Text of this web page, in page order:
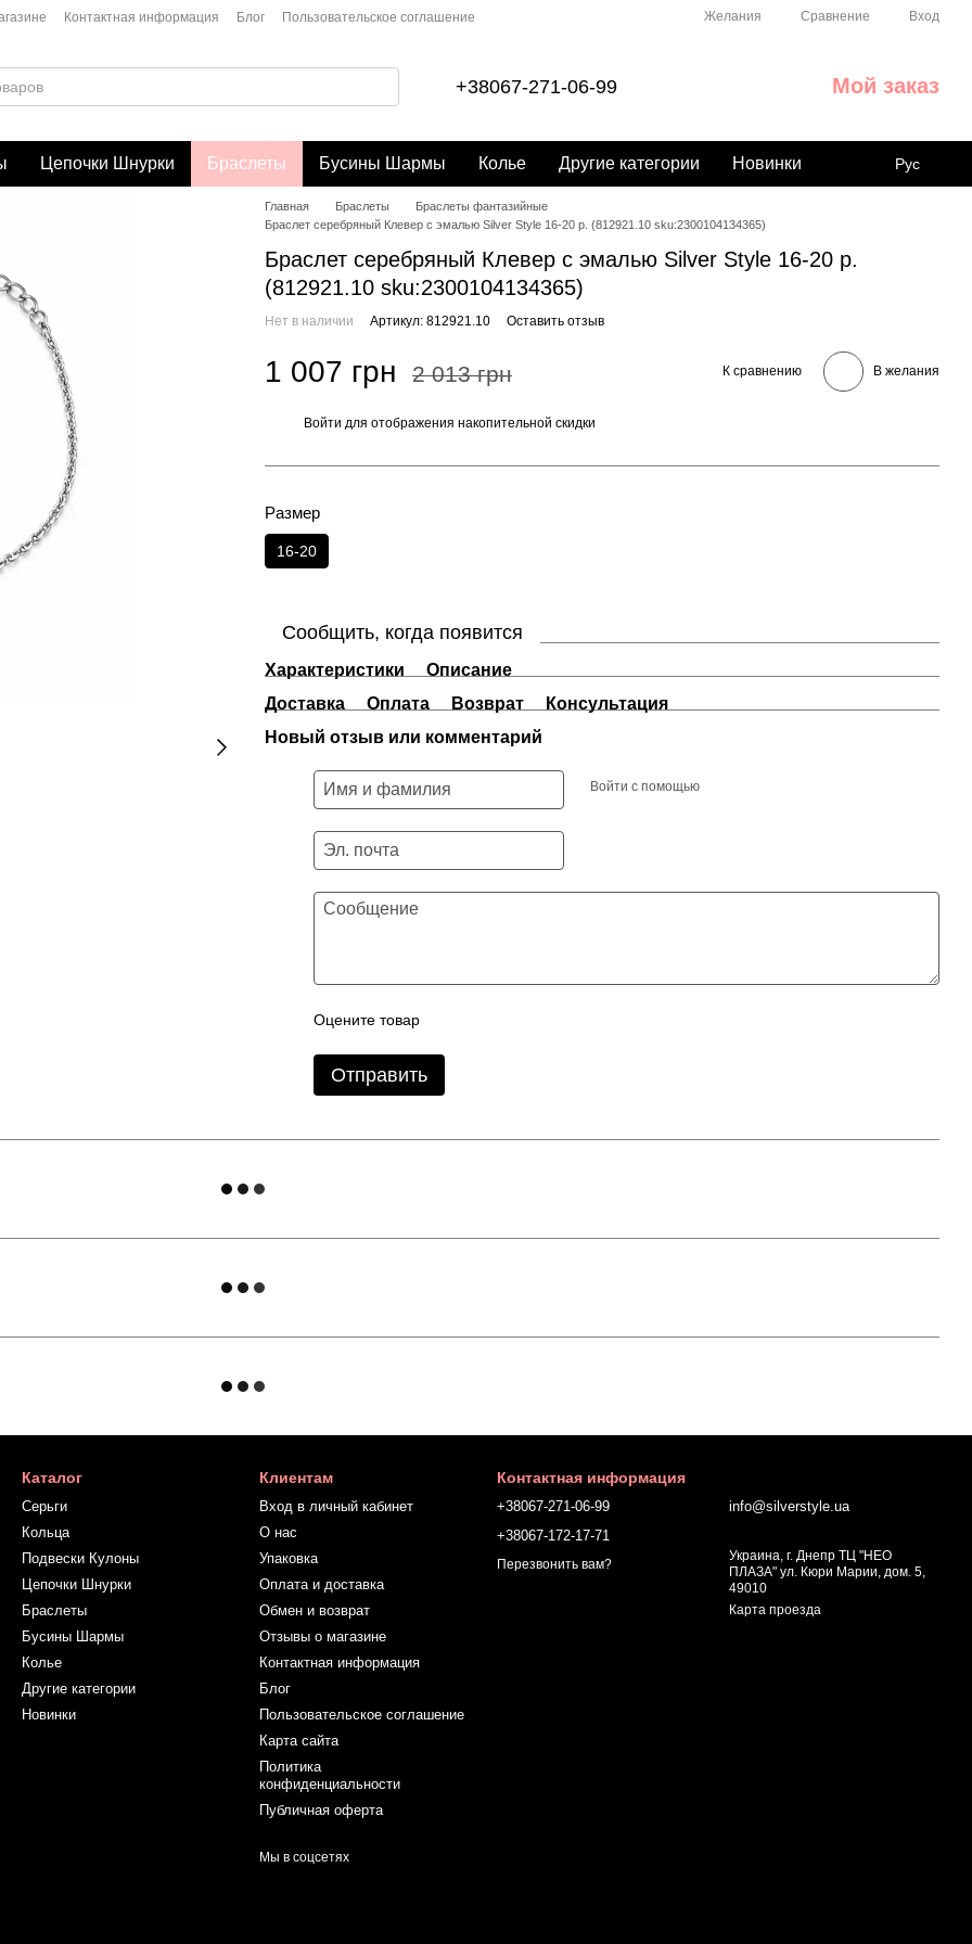
Контактная информация Блог Пользовательское соглашение Желания Сравнение Вход
+38067-271-06-99 Мой заказ
Цепочки Шнурки Браслеты Бусины Шармы Колье Другие категории Новинки Рус
Главная Браслеты
Браслеты фантазийные
Браслет серебряный Клевер с эмалью Silver Style 16-20 р. (812921.10 sku:2300104134365)
Браслет серебряный Клевер с эмалью Silver Style 16-20 р.
(812921.10 sku:2300104134365)
Нет в наличии Артикул: 812921.10 Оставить отзыв
1 007 грн 2 013 грн К сравнению В желания
Войти для отображения накопительной скидки
Размер
16-20
Сообщить, когда появится
Характеристики
Описание
Доставка
Оплата Возврат
Консультация
Новый отзыв или комментарий
Войти с помощью
Оцените товар
Отправить
Каталог
Серьги
Кольца
Подвески Кулоны
Цепочки Шнурки
Браслеты
Бусины Шармы
Колье
Другие категории
Новинки
Клиентам
Вход в личный кабинет
О нас
Упаковка
Оплата и доставка
Обмен и возврат
Отзывы о магазине
Контактная информация
Блог
Пользовательское соглашение
Карта сайта
Политика
конфиденциальности
Публичная оферта
Мы в соцсетях
Контактная информация
+38067-271-06-99
+38067-172-17-71
Перезвонить вам?
info@silverstyle.ua
Украина, г. Днепр ТЦ "НЕО
ПЛАЗА" ул. Кюри Марии, дом. 5,
49010
Карта проезда